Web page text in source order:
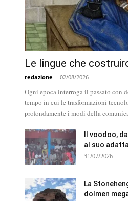
Le lingue che
redazione - 02/08/2026
Ogni epoca interroga il passato con
tempo in cui le trasformazioni
profondamente i modi della
Il voodoo,
al suo
31/07/2026
La
dolmen